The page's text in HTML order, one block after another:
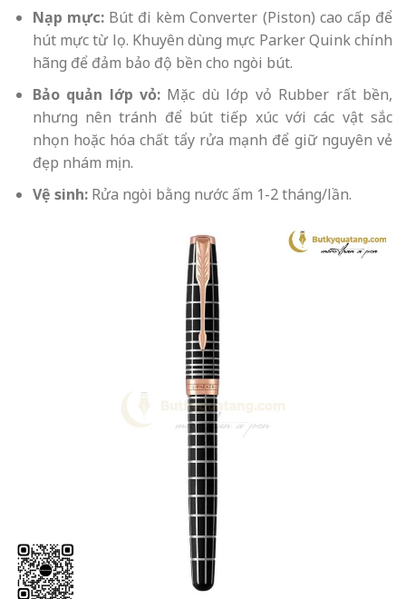
Nạp mực:Bút đi kèm Converter (Piston) cao cấp để
hút mực từ lọ. Khuyên dùng mực Parker Quink chính
hãng để đảm bảo độ bền cho ngòi bút.
Bảo quản lớp vỏ: Mặc dù lớp vỏ Rubber rất bền,
nhưng nên tránh để bút tiếp xúc với các vật sắc
nhọn hoặc hóa chất tẩy rửa mạnh để giữ nguyên vẻ
đẹp nhám mịn.
Vệ sinh:Rửa ngòi bằng nước ấm 1-2 tháng/lần.